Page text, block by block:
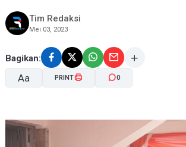
Tim Redaksi
Mei 03, 2023
Bagikan:
Aa PRINT 0